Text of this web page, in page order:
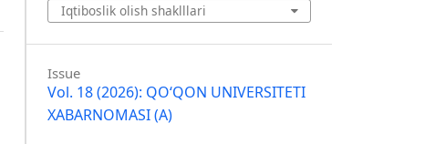
Iqtiboslik olish shaklllari
Issue
Vol. 18 (2026): QO‘QON UNIVERSITETI
XABARNOMASI (A)